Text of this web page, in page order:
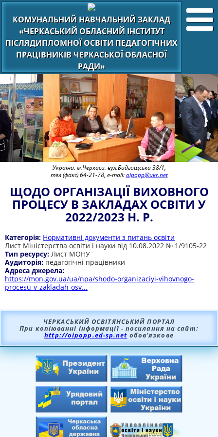
КОМУНАЛЬНИЙ НАВЧАЛЬНИЙ ЗАКЛАД
«ЧЕРКАСЬКИЙ ОБЛАСНИЙ ІНСТИТУТ
ПІСЛЯДИПЛОМНОЇ ОСВІТИ ПЕДАГОГІЧНИХ
ПРАЦІВНИКІВ ЧЕРКАСЬКОЇ ОБЛАСНОЇ
РАДИ»
Україна. м.Черкаси. вул.Бидгощська 38/1,
тел (факс) 64-21-78, e-mail:oipopp@ukr.net
ЩОДО ОРГАНІЗАЦІЇ ВИХОВНОГО
ПРОЦЕСУ В ЗАКЛАДАХ ОСВІТИ У
2022/2023 Н. Р.
Категорія: Нормативні документи з питань освіти
Лист Міністерства освіти і науки від 10.08.2022 № 1/9105-22
Тип ресурсу: Лист МОНУ
Аудиторія: педагогічні працівники
Адреса джерела:
https://mon.gov.ua/ua/npa/shodo-organizaciyi-vihovnogo-
procesu-v-zakladah-osv...
ЧЕРКАСЬКИЙ ОСВІТЯНСЬКИЙ ПОРТАЛ
При копіюванні інформації - посилання на сайт:
http://oipopp.ed-sp.net обов’язкове